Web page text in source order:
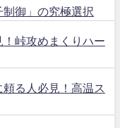
御」の究極選択
峠攻めまくりハー
る人必見！高温ス